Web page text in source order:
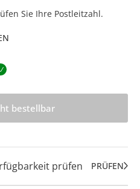
Sie Ihre Postleitzahl.
bestellbar
prüfen PRÜFEN